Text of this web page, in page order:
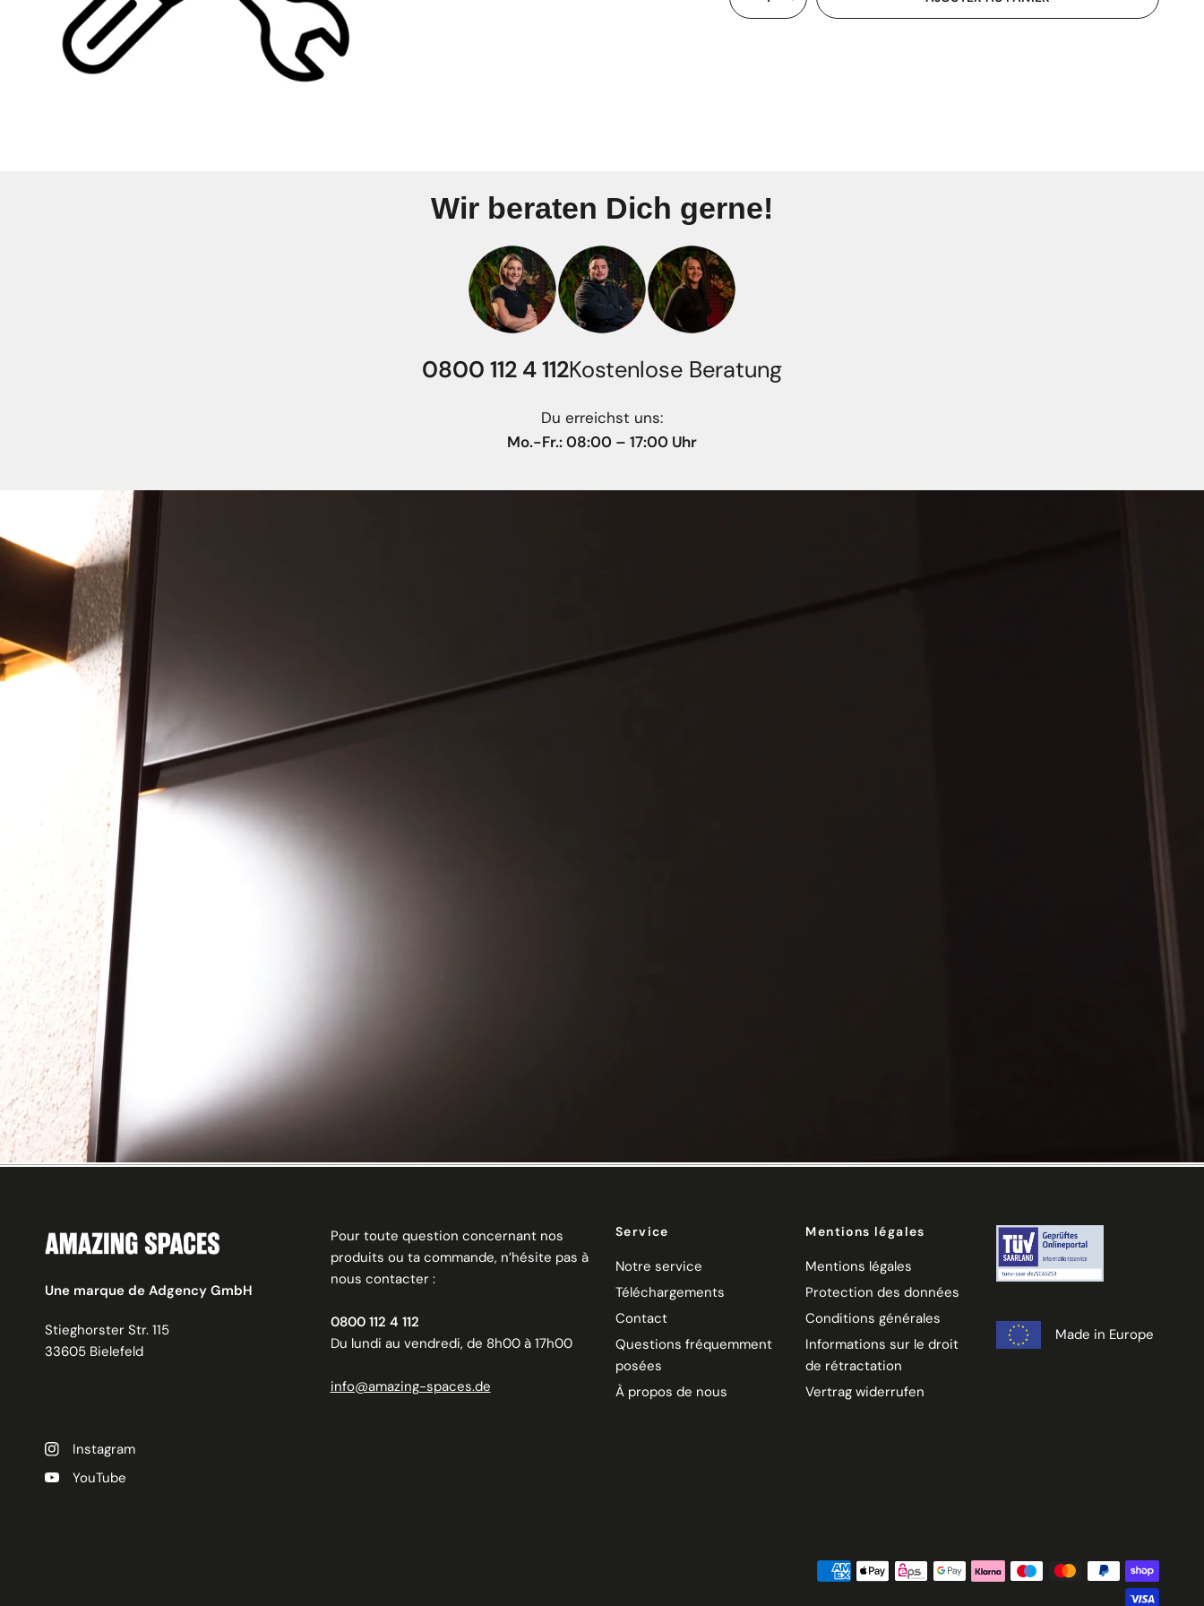
Wir beraten Dich gerne!
0800 112 4 112Kostenlose Beratung
Du erreichst uns:
Mo.-Fr.: 08:00 – 17:00 Uhr
Une marque de Adgency GmbH
Stieghorster Str. 115
33605 Bielefeld
Pour toute question concernant nos
produits ou ta commande, n’hésite pas à
nous contacter :
0800 112 4 112
Du lundi au vendredi, de 8h00 à 17h00
info@amazing-spaces.de
Service
Notre service
Téléchargements
Contact
Questions fréquemment
posées
À propos de nous
Mentions légales
Mentions légales
Protection des données
Conditions générales
Informations sur le droit
de rétractation
Vertrag widerrufen
Made in Europe
Instagram
YouTube